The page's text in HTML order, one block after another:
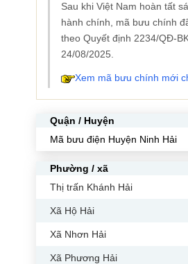
Sau khi Việt Nam hoàn tất
hành chính, mã bưu chính
theo Quyết định 2234/QĐ-
24/08/2025.
Xem mã bưu chính mới
Quận / Huyện
Mã bưu điện Huyện Ninh Hải
Phường / xã
Thị trấn Khánh Hải
Xã Hộ Hải
Xã Nhơn Hải
Xã Phương Hải